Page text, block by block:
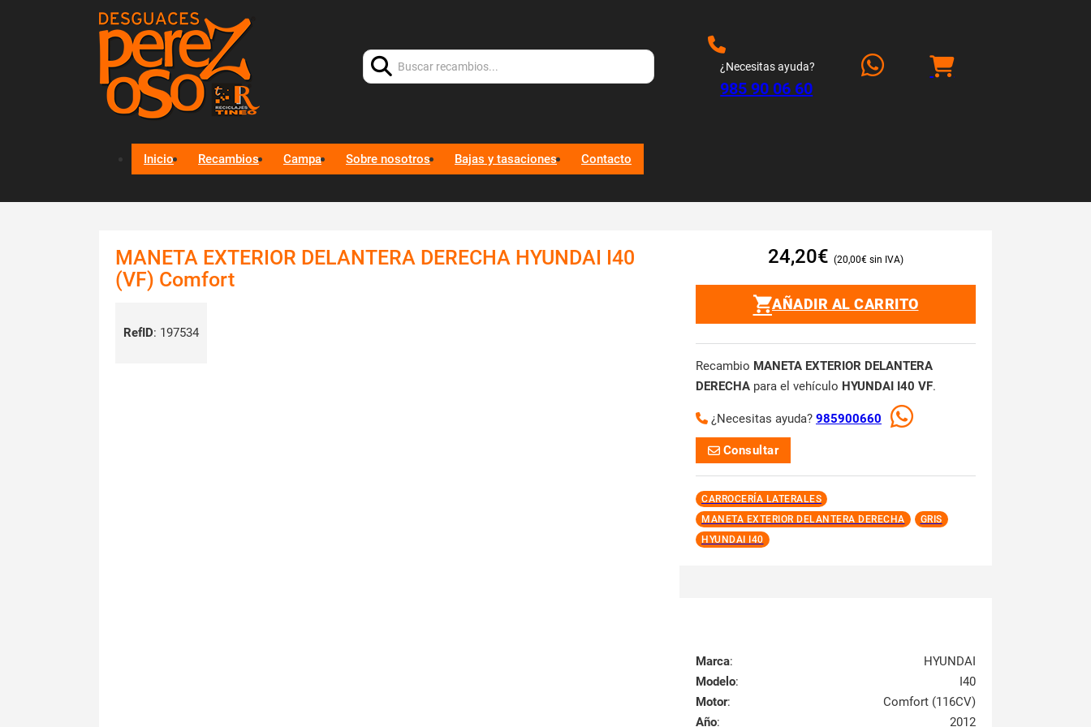
Buscar:
¿Necesitas ayuda?
985 90 06 60
Inicio Recambios Campa Sobre nosotros Bajas y tasaciones Contacto
MANETA EXTERIOR DELANTERA DERECHA HYUNDAI I40
(VF) Comfort
RefID: 197534
24,20€ 20,00€
AÑADIR AL CARRITO
Recambio MANETA EXTERIOR DELANTERA
DERECHA para el vehículo HYUNDAI I40 VF.
¿Necesitas ayuda? 985900660
Consultar
CARROCERÍA LATERALES
MANETA EXTERIOR DELANTERA DERECHA
GRIS
HYUNDAI I40
Marca:
HYUNDAI
Modelo:
I40
Motor:
Comfort (116CV)
Año: 2012